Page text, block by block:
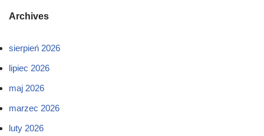
Archives
sierpień 2026
lipiec 2026
maj 2026
marzec 2026
luty 2026